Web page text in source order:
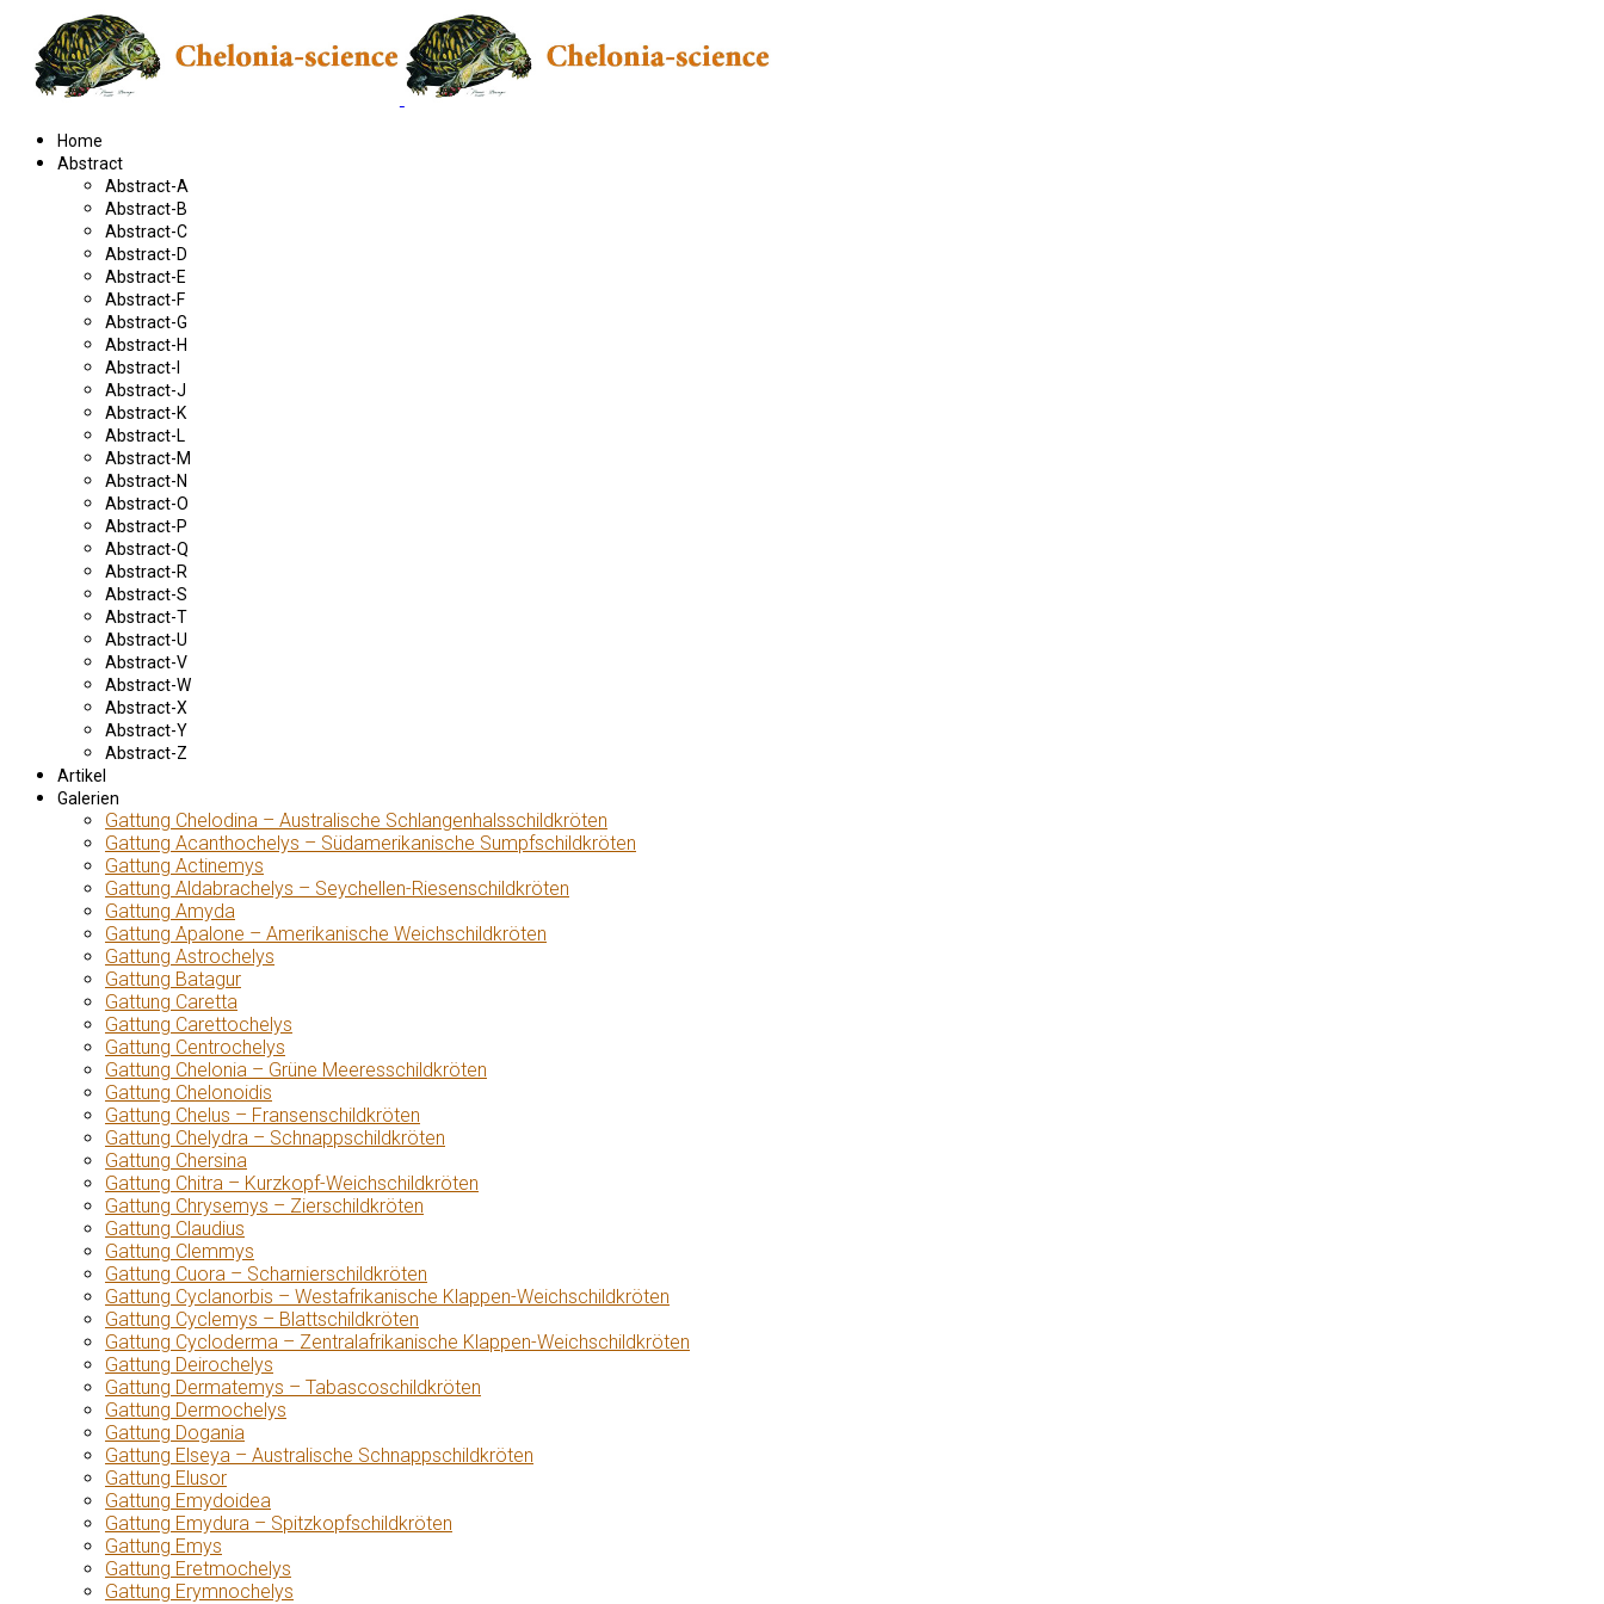
Home
Abstract
Abstract-A
Abstract-B
Abstract-C
Abstract-D
Abstract-E
Abstract-F
Abstract-G
Abstract-H
Abstract-I
Abstract-J
Abstract-K
Abstract-L
Abstract-M
Abstract-N
Abstract-O
Abstract-P
Abstract-Q
Abstract-R
Abstract-S
Abstract-T
Abstract-U
Abstract-V
Abstract-W
Abstract-X
Abstract-Y
Abstract-Z
Artikel
Galerien
Gattung Chelodina – Australische Schlangenhalsschildkröten
Gattung Acanthochelys – Südamerikanische Sumpfschildkröten
Gattung Actinemys
Gattung Aldabrachelys – Seychellen-Riesenschildkröten
Gattung Amyda
Gattung Apalone – Amerikanische Weichschildkröten
Gattung Astrochelys
Gattung Batagur
Gattung Caretta
Gattung Carettochelys
Gattung Centrochelys
Gattung Chelonia – Grüne Meeresschildkröten
Gattung Chelonoidis
Gattung Chelus – Fransenschildkröten
Gattung Chelydra – Schnappschildkröten
Gattung Chersina
Gattung Chitra – Kurzkopf-Weichschildkröten
Gattung Chrysemys – Zierschildkröten
Gattung Claudius
Gattung Clemmys
Gattung Cuora – Scharnierschildkröten
Gattung Cyclanorbis – Westafrikanische Klappen-Weichschildkröten
Gattung Cyclemys – Blattschildkröten
Gattung Cycloderma – Zentralafrikanische Klappen-Weichschildkröten
Gattung Deirochelys
Gattung Dermatemys – Tabascoschildkröten
Gattung Dermochelys
Gattung Dogania
Gattung Elseya – Australische Schnappschildkröten
Gattung Elusor
Gattung Emydoidea
Gattung Emydura – Spitzkopfschildkröten
Gattung Emys
Gattung Eretmochelys
Gattung Erymnochelys